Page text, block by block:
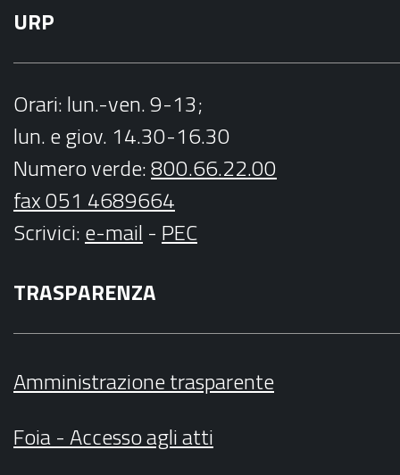
URP
Orari: lun.-ven. 9-13;
lun. e giov. 14.30-16.30
Numero verde:800.66.22.00
fax 051 4689664
Scrivici:e-mail - PEC
TRASPARENZA
Amministrazione trasparente
Foia - Accesso agli atti